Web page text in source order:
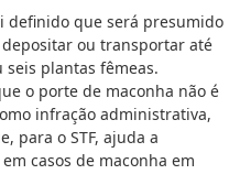
definido que será presumido
ou transportar até
seis plantas fêmeas.
o porte de maconha não é
infração administrativa,
para o STF, ajuda a
casos de maconha em